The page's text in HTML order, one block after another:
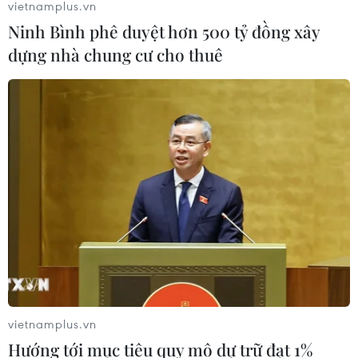
Từ hạt nhân đến eo biển
Hormuz: Đòn bẩy chiến lược mới của
Xung đột Hamas-Israel: Israel chưa
chấp thuận kế hoạch về Dải Gaza
Mỹ dỡ bỏ lệnh trừng phạt đối với
hãng hàng không Iraq
06/08/2026 03:34
vietnamplus.vn
Ninh Bình phê duyệt hơn 500 tỷ đồng xây
dựng nhà chung cư cho thuê
vietnamplus.vn
Hướng tới mục tiêu quy mô dự trữ đạt 1%